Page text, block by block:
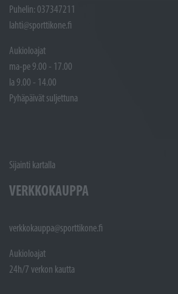
Puhelin: 037347211
lahti@sporttikone.fi
Aukioloajat
ma-pe 9.00 - 17.00
la 9.00 - 14.00
Pyhäpäivät suljettuna
Sijainti kartalla
VERKKOKAUPPA
verkkokauppa@sporttikone.fi
Aukioloajat
24h/7 verkon kautta